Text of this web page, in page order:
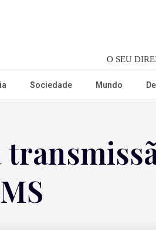
O SEU
Sociedade Mundo